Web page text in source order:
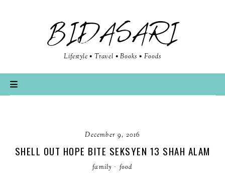
BIDASARI
Lifestyle • Travel • Books • Foods
December 9, 2016
SHELL OUT HOPE BITE SEKSYEN 13 SHAH ALAM
family · food